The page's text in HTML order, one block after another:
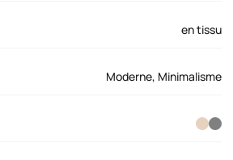
en tissu
Moderne, Minimalisme